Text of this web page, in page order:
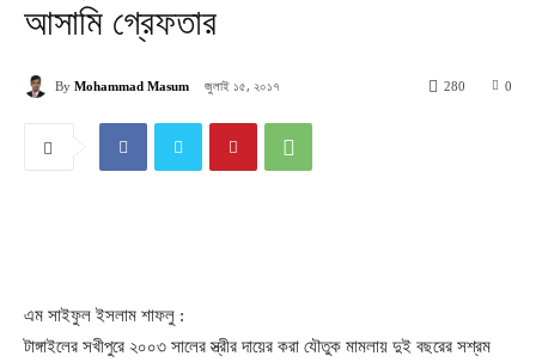
আসামি গ্রেফতার
By Mohammad Masum জুলাই ১৫, ২০১৭ 0
280
এম সাইফুল ইসলাম শাফলু :
টাঙ্গাইলের সখীপুরে ২০০৩ সালের স্ত্রীর দায়ের করা যৌতুক মামলায় দুই বছরের সশ্রম